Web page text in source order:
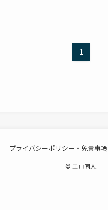
1
プライバシーポリシー・免責事項
© エロ同人.